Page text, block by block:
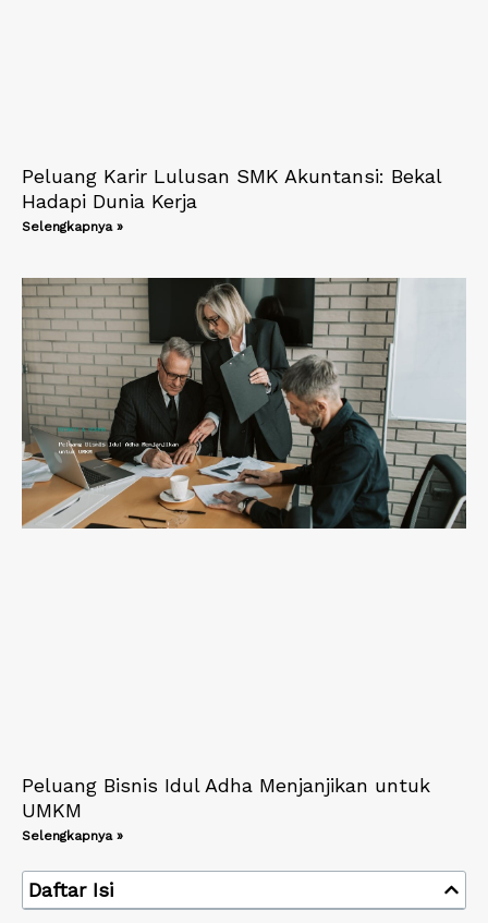
Peluang Karir Lulusan SMK Akuntansi: Bekal
Hadapi Dunia Kerja
Selengkapnya »
Peluang Bisnis Idul Adha Menjanjikan untuk
UMKM
Selengkapnya »
Daftar Isi